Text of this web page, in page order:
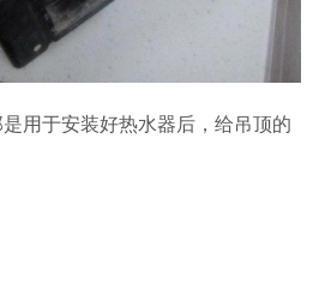
用于安装好热水器后，给吊顶的